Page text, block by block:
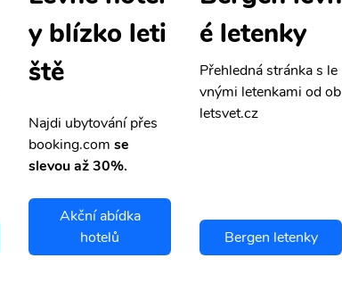
y blízko leti
ště
Najdi ubytování přes
booking.com se
slevou až 30%.
Akční abídka
hotelů
é letenky
Přehledná stránka s le
vnými letenkami od ob
letsvet.cz
Bergen letenky